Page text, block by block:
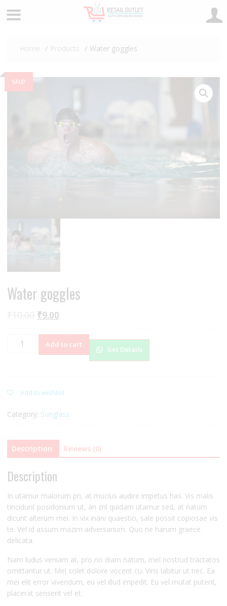
contentHome Products Water goggles
SALE!
Water goggles
₹9.00
Water
goggles
Add to cart
Get Details
Add to wishlist
Category: Sunglass
Description Reviews (0)
Description
In utamur malorum pri, at mucius audire impetus has. Vis malis
tincidunt posidonium ut, an zril quidam utamur sed, at natum
dicunt alterum mei. In vix inani quaestio, sale possit copiosae vis
te. Vel id assum mazim adversarium. Quo ne harum graece
delicata.
Nam ludus veniam at, pro no diam natum, mel nostrud tractatos
omittantur ut. Mel solet dolore vocent cu. Viris labitur ut nec. Ea
mei elit error vivendum, eu vel illud impedit. Eu vel mutat putent,
placerat senserit vel et.